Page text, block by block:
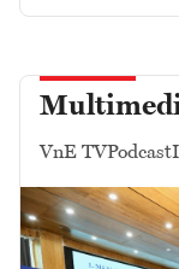
VnE TVPodcast